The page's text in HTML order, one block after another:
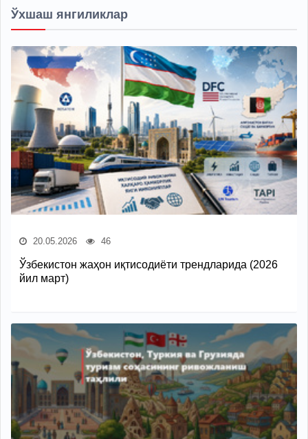
Ўхшаш янгиликлар
20.05.2026 46
Ўзбекистон жаҳон иқтисодиёти трендларида (2026
йил март)